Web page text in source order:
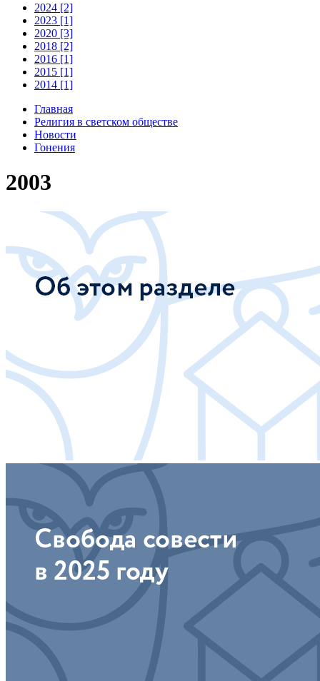
2024 [2]
2023 [1]
2020 [3]
2018 [2]
2016 [1]
2015 [1]
2014 [1]
Главная
Религия в светском обществе
Новости
Гонения
2003